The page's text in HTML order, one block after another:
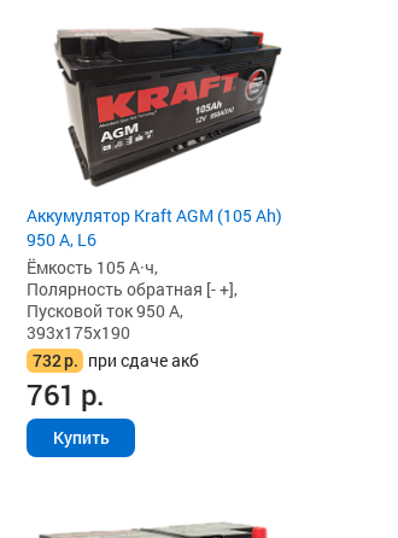
Аккумулятор Kraft AGM (105 Ah)
950 А, L6
Ёмкость 105 А·ч,
Полярность обратная [- +],
Пусковой ток 950 А,
393x175x190
732р. при сдаче акб
761 р.
Купить